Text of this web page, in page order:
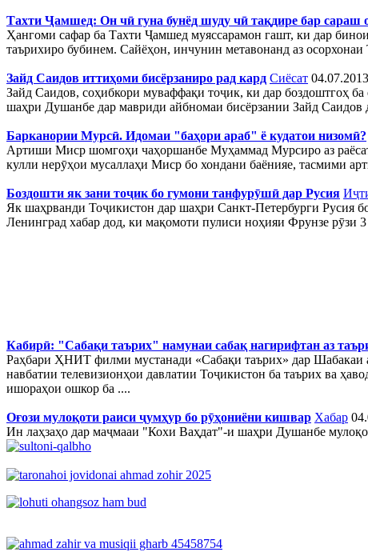
Тахти Ҷамшед: Он чӣ гуна бунёд шуду чӣ тақдире бар сараш
Ҳангоми сафар ба Тахти Ҷамшед муяссарамон гашт, ки дар
таърихиро бубинем. Сайёҳон, инчунин метавонанд аз
Зайд Саидов иттиҳоми бисёрзаниро рад кард Сиёсат
Зайд Саидов, соҳибкори муваффақи тоҷик, ки дар боздоштгоҳ
шаҳри Душанбе дар мавриди айбномаи бисёрзании Зайд
Барканории Мурсӣ. Идомаи "баҳори араб" ё кудатои низомӣ?
Артиши Миср шомгоҳи чаҳоршанбе Муҳаммад Мурсиро аз
кулли нерӯҳои мусаллаҳи Миср бо хондани баёнияе, тасмими
Боздошти як зани тоҷик бо гумони танфурӯшӣ дар Русия
Як шаҳрванди Тоҷикистон дар шаҳри Санкт-Петербурги Русия
Ленинград хабар дод, ки мақомоти пулиси ноҳияи Фрунзе
Кабирӣ: "Сабақи таърих" намунаи сабақ нагирифтан аз
Раҳбари ҲНИТ филми мустанади «Сабақи таърих» дар Шабакаи
навбатии телевизионҳои давлатии Тоҷикистон ба таърих ва
ишораҳои ошкор ба ....
Оғози мулоқоти раиси ҷумҳур бо рӯҳониёни кишвар Хабар
Ин лаҳзаҳо дар маҷмааи "Кохи Ваҳдат"-и шаҳри Душанбе